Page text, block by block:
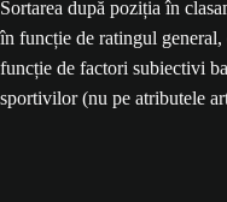
Sortarea după poziția în
în funcție de ratingul
funcție de factori subiectivi
sportivilor (nu pe atributele